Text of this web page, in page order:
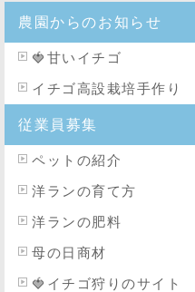
農園からのお知らせ
🍓 甘いイチゴ
イチゴ高設栽培手作り
従業員募集
ペットの紹介
洋ランの育て方
洋ランの肥料
母の日商材
🍓イチゴ狩りのサイト